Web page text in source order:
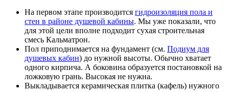
На первом этапе производится гидроизоляция пола и
стен в районе душевой кабины. Мы уже показали, что
для этой цели вполне подходит сухая строительная
смесь Кальматрон.
Пол приподнимается на фундамент (см. Подиум для
душевых кабин) до нужной высоты. Обычно хватает
одного кирпича. А боковина образуется постановкой на
ложковую грань. Высокая не нужна.
Выкладывается керамическая плитка (кафель) нужного